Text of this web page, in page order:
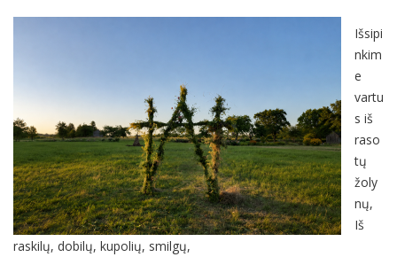
Išsipi
nkim
e
vartu
s iš
raso
tų
žoly
nų,
Iš
raskilų, dobilų, kupolių, smilgų,